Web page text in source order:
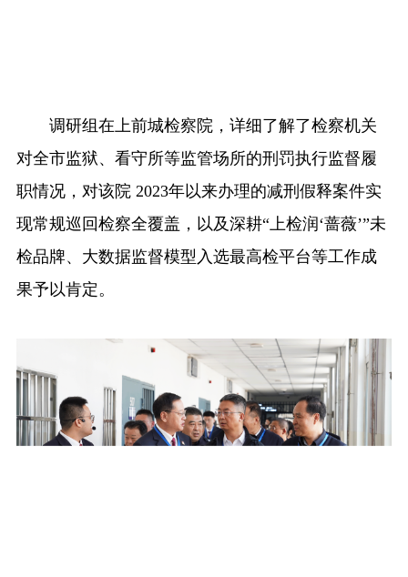
调研组在上前城检察院，详细了解了检察机关
对全市监狱、看守所等监管场所的刑罚执行监督履
职情况，对该院 2023年以来办理的减刑假释案件实
现常规巡回检察全覆盖，以及深耕“上检润‘蔷薇’”未
检品牌、大数据监督模型入选最高检平台等工作成
果予以肯定。